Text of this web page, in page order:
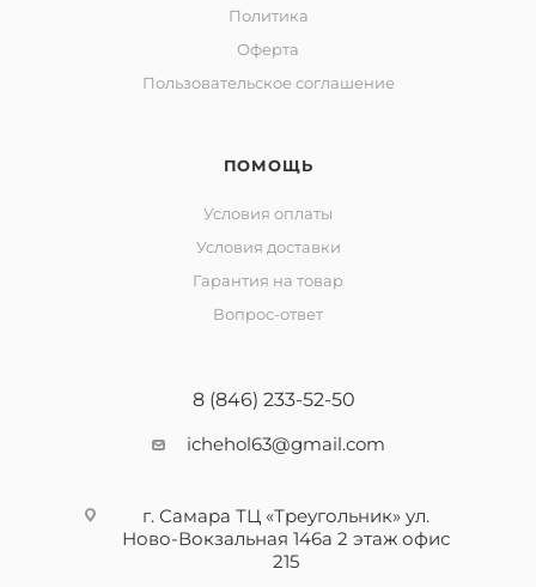
Политика
Оферта
Пользовательское соглашение
ПОМОЩЬ
Условия оплаты
Условия доставки
Гарантия на товар
Вопрос-ответ
8 (846) 233-52-50
ichehol63@gmail.com
г. Самара ТЦ «Треугольник» ул.
Ново-Вокзальная 146а 2 этаж офис
215